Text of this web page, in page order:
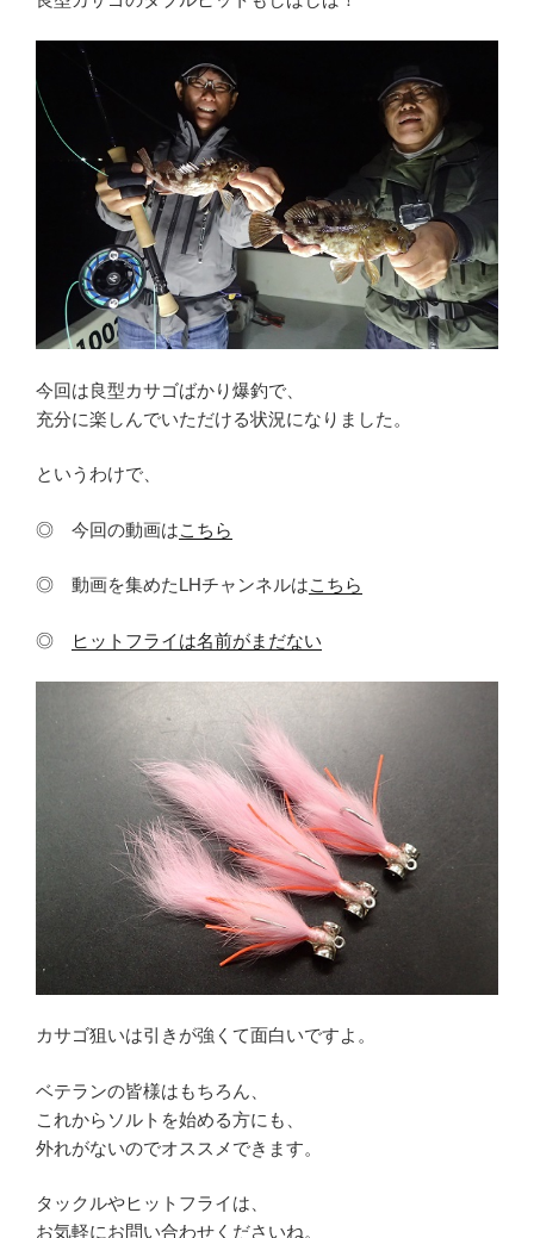
今回は良型カサゴばかり爆釣で、
充分に楽しんでいただける状況になりました。
というわけで、
◎ 今回の動画はこちら
◎ 動画を集めたLHチャンネルはこちら
◎ ヒットフライは名前がまだない
カサゴ狙いは引きが強くて面白いですよ。
ベテランの皆様はもちろん、
これからソルトを始める方にも、
外れがないのでオススメできます。
タックルやヒットフライは、
お気軽にお問い合わせくださいね。